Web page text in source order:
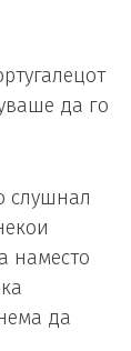
да го
слушнал
наместо
да